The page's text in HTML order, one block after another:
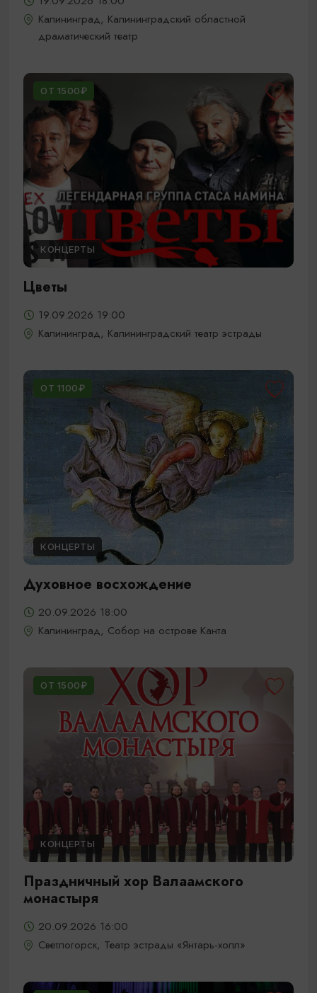
Калининград, Калининградский областной
драматический театр
ОТ 1500₽
КОНЦЕРТЫ
Цветы
19.09.2026 19:00
Калининград, Калининградский театр эстрады
ОТ 1100₽
КОНЦЕРТЫ
Духовное восхождение
20.09.2026 18:00
Калининград, Собор на острове Канта
ОТ 1500₽
КОНЦЕРТЫ
Праздничный хор Валаамского
монастыря
20.09.2026 16:00
Светлогорск, Театр эстрады «Янтарь-холл»